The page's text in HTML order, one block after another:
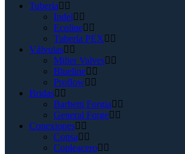
Tubería
Indel
Ecoline
Tubería PEX
Válvulas
Miller Valves
Blueline
Proflow
Bridas
Barbetti Forgia
General Forge
Conexiones
Consa
Copleacero